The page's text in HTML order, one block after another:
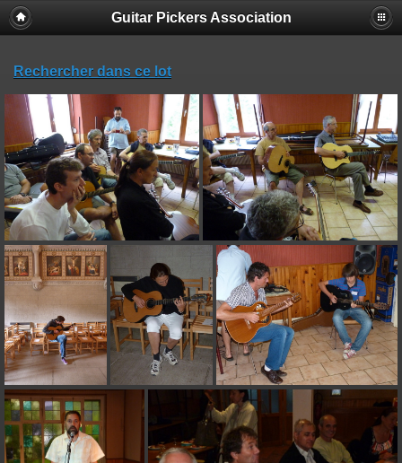
Guitar Pickers Association
Rechercher dans ce lot